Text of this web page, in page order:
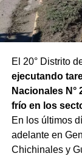
El 20° Distrito
ejecutando
Nacionales N°
frío en los
En los últimos
adelante en
Chichinales y